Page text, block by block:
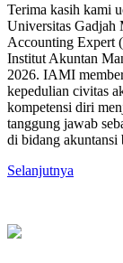
Terima kasih kami
Universitas Gadjah
Accounting Expert
Institut Akuntan
2026. IAMI
kepedulian civitas
kompetensi diri
tanggung jawab
di bidang
Selanjutnya